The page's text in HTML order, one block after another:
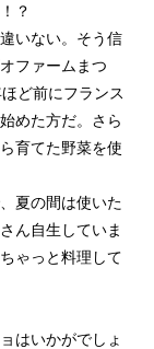
？
いない。そう信
ファームまつ
ど前にフランス
めた方だ。さら
育てた野菜を使
夏の間は使いた
ん自生していま
ゃっと料理して
はいかがでしょ